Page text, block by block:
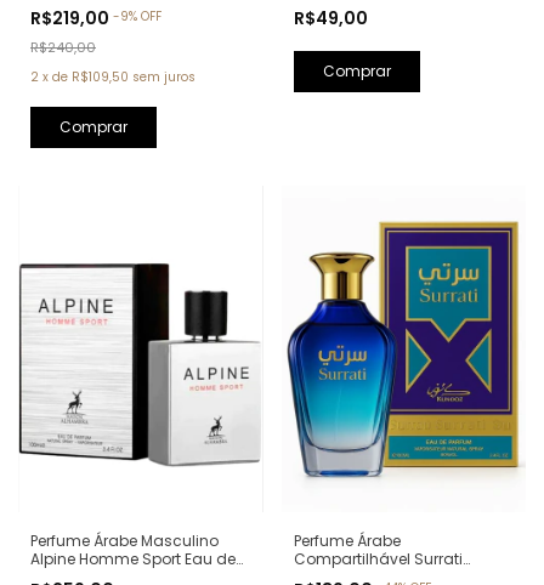
Homme Bvlgari)
R$219,00 -9% OFF
R$240,00
2 x de R$109,50 sem juros
R$49,00
Perfume Árabe Masculino
Alpine Homme Sport Eau de
Perfume Árabe
Compartilhável Surrati